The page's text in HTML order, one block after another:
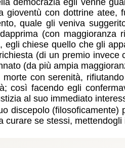
gioventù con dottrine atee,
quale gli veniva
(con
egli chiese quello che gli
(di un premio
(da più ampia
morte con serenità,
così facendo egli
al suo immediato
discepolo
curare se stessi,